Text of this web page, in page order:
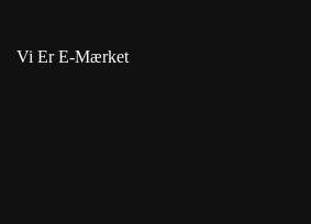
Vi Er E-Mærket